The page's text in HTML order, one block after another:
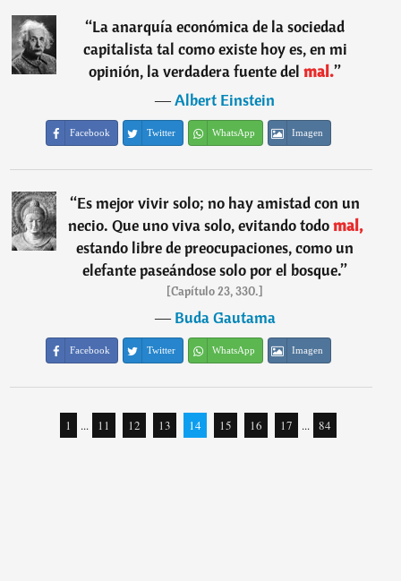
“La anarquía económica de la sociedad
capitalista tal como existe hoy es, en mi
opinión, la verdadera fuente del mal.”
―Albert Einstein
Facebook Twitter WhatsApp Imagen
“Es mejor vivir solo; no hay amistad con un
necio. Que uno viva solo, evitando todomal,
estando libre de preocupaciones, como un
elefante paseándose solo por el bosque.”
[Capítulo 23, 330.]
―Buda Gautama
Facebook Twitter WhatsApp Imagen
1 ... 11 12 13 14 15 16 17 ... 84